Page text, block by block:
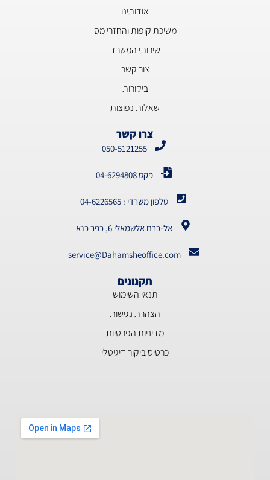
אודותינו
משיכת קופות והחזרי מס
שירותי המשרד
צור קשר
ביקורות
שאלות נפוצות
צרו קשר
050-5121255
פקס 04-6294808
טלפון משרדי : 04-6226565
אל-כרם אלשמאלי 6, כפר כנא
service@Dahamsheoffice.com
תקנונים
תנאי השימוש
הצהרת נגישות
מדיניות הפרטיות
כרטיס ביקור דיגיטלי